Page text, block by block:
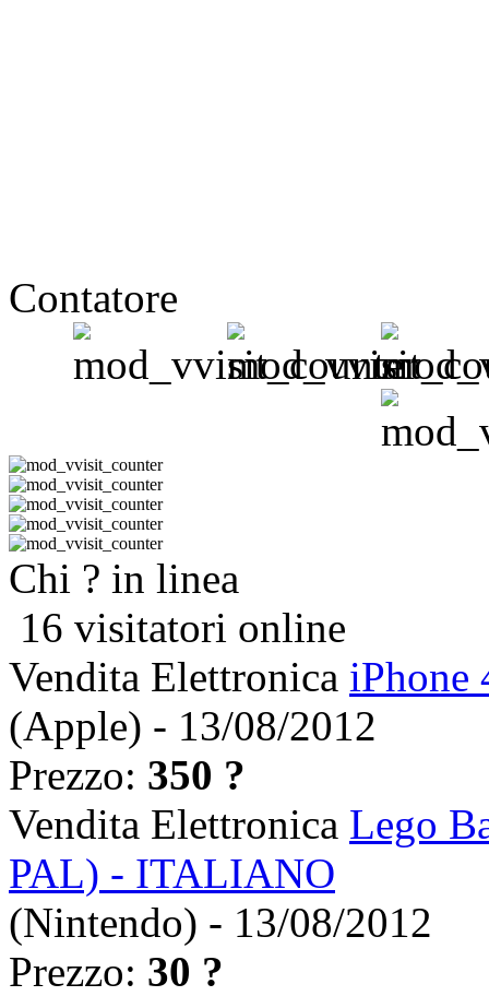
Contatore
Chi ? in linea
16 visitatori online
Vendita Elettronica iPhone
(Apple) - 13/08/2012
Prezzo: 350 ?
Vendita Elettronica Lego
PAL) - ITALIANO
(Nintendo) - 13/08/2012
Prezzo: 30 ?